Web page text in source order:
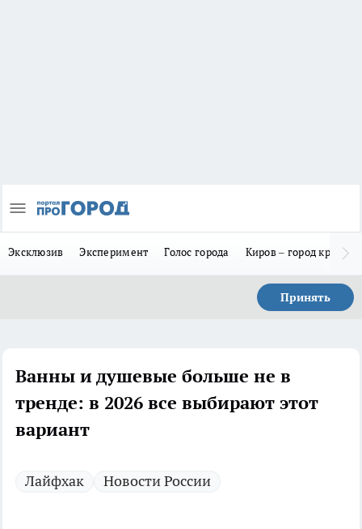
Эксклюзив Эксперимент Голос города Киров – город
Принять
Ванны и душевые больше не в
тренде: в 2026 все выбирают этот
вариант
Лайфхак Новости России